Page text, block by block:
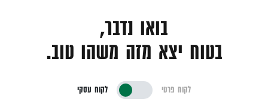
בואו נדבר,
בטוח יצא מזה משהו טוב.
לקוח פרטי לקוח עסקי